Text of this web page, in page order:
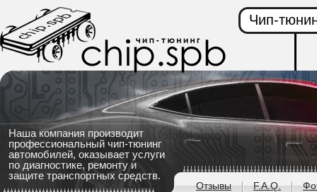
Наша компания производит
профессиональный чип-тюнинг
автомобилей, оказывает услуги
по диагностике, ремонту и
защите транспортных средств.
Чип-
Отзывы F.A.Q.